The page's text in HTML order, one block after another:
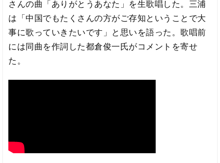
さんの曲「ありがとうあなた」を生歌唱した。三浦
は「中国でもたくさんの方がご存知ということで大
事に歌っていきたいです」と思いを語った。歌唱前
には同曲を作詞した都倉俊一氏がコメントを寄せ
た。